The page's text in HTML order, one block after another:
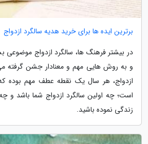
برترین ایده ها برای خرید هدیه سالگرد ازدواج
در بیشتر فرهنگ ها، سالگرد ازدواج موضوعی
و به روش هایی مهم و معنادار جشن گرفته
ازدواج، هر سال یک نقطه عطف مهم بوده
است؛ چه اولین سالگرد ازدواج شما باشد و
زندگی نموده باشید.